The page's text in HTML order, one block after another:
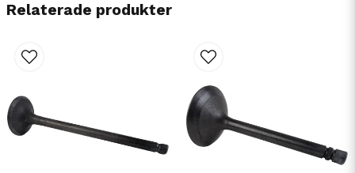
Relaterade produkter